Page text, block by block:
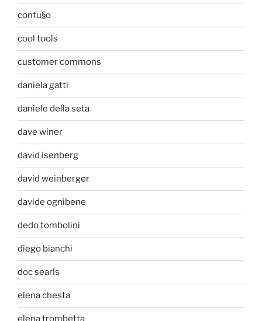
confu§o
cool tools
customer commons
daniela gatti
daniele della seta
dave winer
david isenberg
david weinberger
davide ognibene
dedo tombolini
diego bianchi
doc searls
elena chesta
elena trombetta